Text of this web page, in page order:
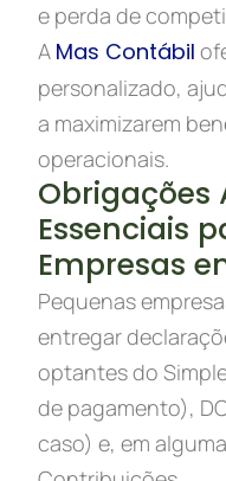
e perda de
A Mas Contábil
personalizado,
a maximizarem
operacionais.
Obrigações
Essenciais
Empresas
Pequenas
entregar
optantes do
de pagamento),
caso) e, em